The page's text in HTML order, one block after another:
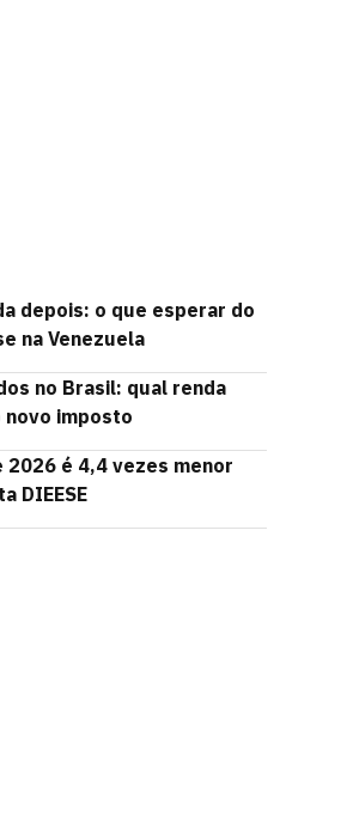
depois: o que esperar do
na Venezuela
no Brasil: qual renda
novo imposto
2026 é 4,4 vezes menor
DIEESE